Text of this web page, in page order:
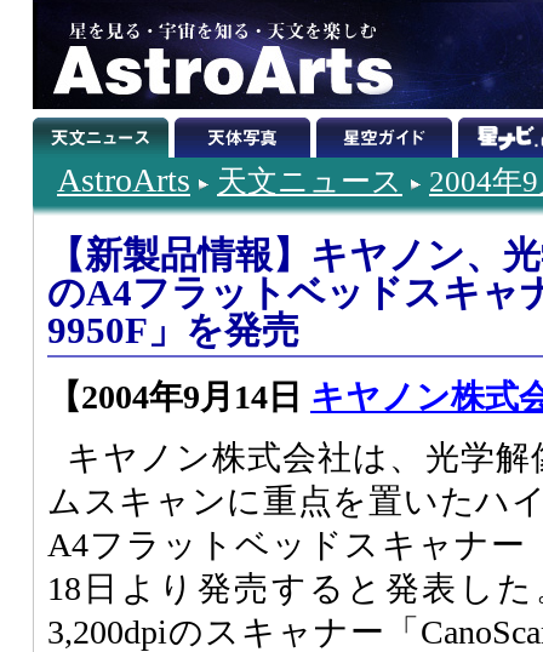
AstroArts 天文ニュース 2004年
【新製品情報】キヤノン、
のA4フラットベッドスキャ
9950F」を発売
【2004年9月14日 キヤノン株式
キヤノン株式会社は、光学解
ムスキャンに重点を置いたハ
A4フラットベッドスキャナー
18日より発売すると発表し
3,200dpiのスキャナー「